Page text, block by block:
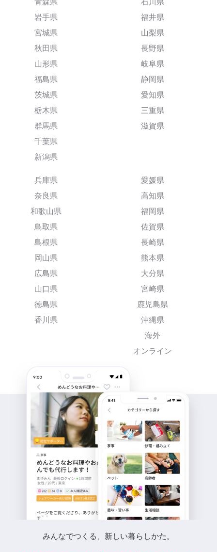
青森県
岩手県
宮城県
秋田県
山形県
福島県
茨城県
栃木県
群馬県
千葉県
新潟県
石川県
福井県
山梨県
長野県
岐阜県
静岡県
愛知県
三重県
滋賀県
兵庫県
奈良県
和歌山県
鳥取県
島根県
岡山県
広島県
山口県
徳島県
香川県
愛媛県
高知県
福岡県
佐賀県
長崎県
熊本県
大分県
宮崎県
鹿児島県
沖縄県
海外
オンライン
みんなでつくる、新しい暮らしかた。